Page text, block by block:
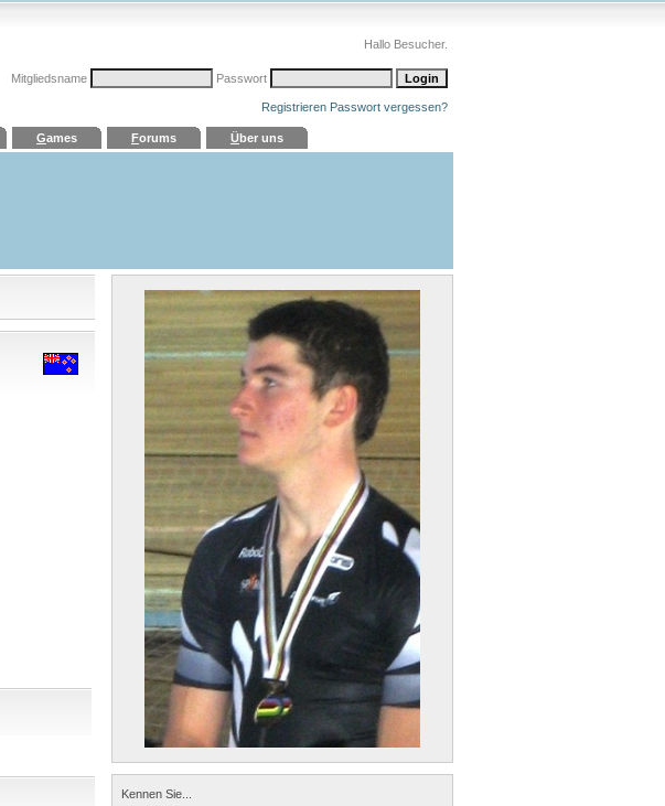
Hallo Besucher.
Mitgliedsname Passwort
Registrieren Passwort vergessen?
Games Forums Über uns
Kennen Sie...